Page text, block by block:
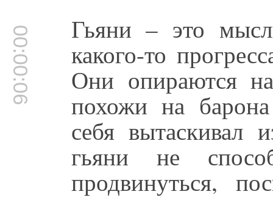
00:00:06 Гьяни – это
какого-то
Они опираются
похожи на
себя вытаскивал
гьяни не
продвинуться,